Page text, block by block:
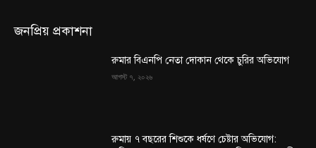
জনপ্রিয় প্রকাশনা
রুমার বিএনপি নেতা দোকান থেকে চুরির অভিযোগ
আগস্ট ৭, ২০২৬
রুমায় ৭ বছরের শিশুকে ধর্ষণে চেষ্টার অভিযোগ: